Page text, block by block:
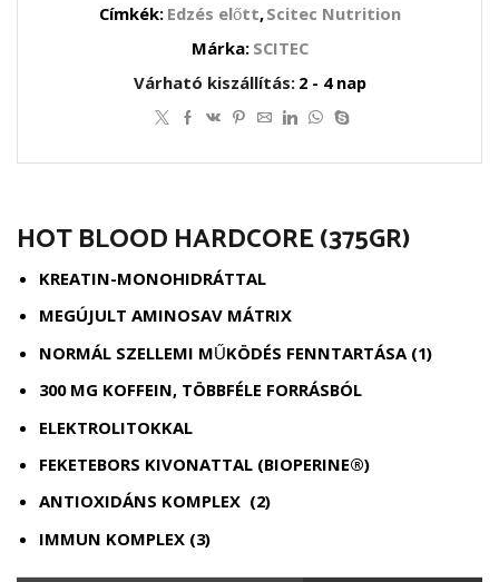
Címkék: Edzés előtt,Scitec Nutrition
Márka: SCITEC
Várható kiszállítás: 2 - 4 nap
HOT BLOOD HARDCORE (375GR)
KREATIN-MONOHIDRÁTTAL
MEGÚJULT AMINOSAV MÁTRIX
NORMÁL SZELLEMI MŰKÖDÉS FENNTARTÁSA (1)
300 MG KOFFEIN, TÖBBFÉLE FORRÁSBÓL
ELEKTROLITOKKAL
FEKETEBORS KIVONATTAL (BIOPERINE®)
ANTIOXIDÁNS KOMPLEX (2)
IMMUN KOMPLEX (3)